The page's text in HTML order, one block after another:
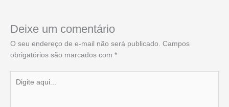
Deixe um comentário
O seu endereço de e-mail não será publicado. Campos
obrigatórios são marcados com *
aqui...